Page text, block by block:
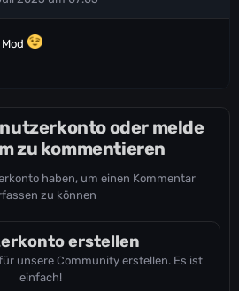
oder melde
zu kommentieren
haben, um einen Kommentar
zu können
erstellen
unsere Community erstellen. Es ist
einfach!